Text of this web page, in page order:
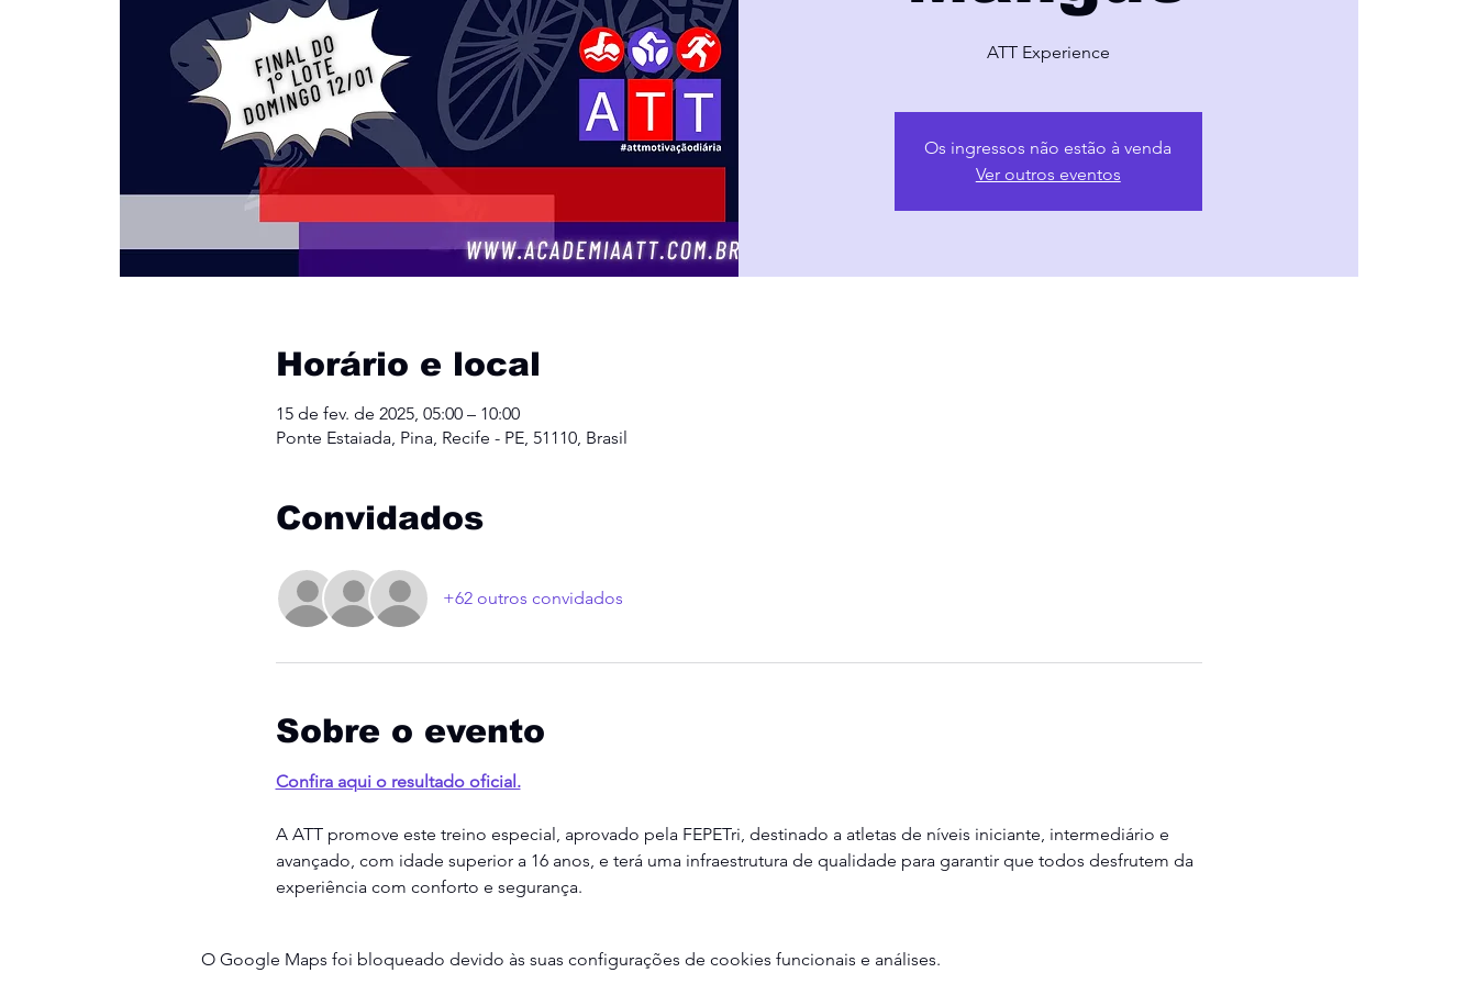
ATT Experience
Os ingressos não estão à venda
Ver outros eventos
Horário e local
15 de fev. de 2025, 05:00 – 10:00
Ponte Estaiada, Pina, Recife - PE, 51110, Brasil
Convidados
+62 outros convidados
Sobre o evento
Confira aqui o resultado oficial.
A ATT promove este treino especial, aprovado pela FEPETri, destinado a atletas de níveis iniciante, intermediário e
avançado, com idade superior a 16 anos, e terá uma infraestrutura de qualidade para garantir que todos desfrutem da
experiência com conforto e segurança.
O Google Maps foi bloqueado devido às suas configurações de cookies funcionais e análises.